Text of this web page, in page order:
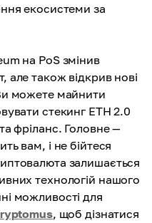
екосистеми за
на PoS змінив
але також відкрив нові
можете майнити
стекинг ETH 2.0
фріланс. Головне —
вам, і не бійтеся
залишається
технологій нашого
можливості для
, щоб дізнатися